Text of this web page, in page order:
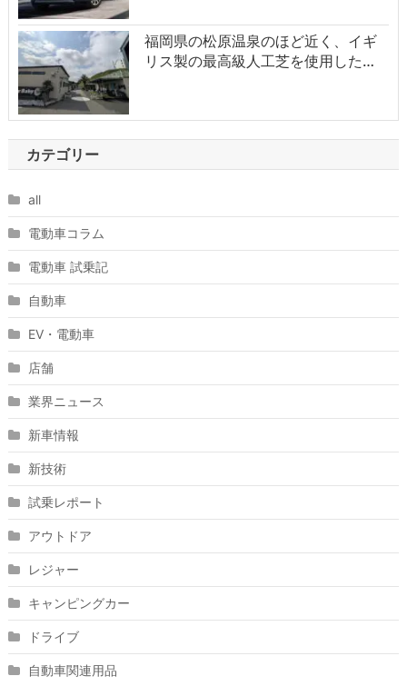
福岡県の松原温泉のほど近く、イギ
リス製の最高級人工芝を使用した…
カテゴリー
all
電動車コラム
電動車 試乗記
自動車
EV・電動車
店舗
業界ニュース
新車情報
新技術
試乗レポート
アウトドア
レジャー
キャンピングカー
ドライブ
自動車関連用品